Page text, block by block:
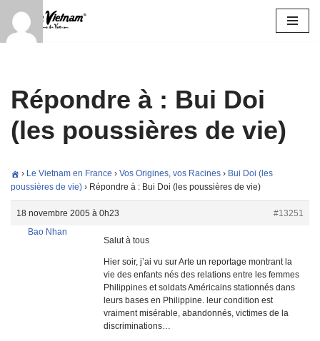
Aller
Répondre à : Bui Doi
(les poussières de vie)
› Le Vietnam en France › Vos Origines, vos Racines › Bui Doi (les
poussières de vie) › Répondre à : Bui Doi (les poussières de vie)
18 novembre 2005 à 0h23
#13251
Bao Nhan
Salut à tous
Hier soir, j’ai vu sur Arte un reportage montrant la
vie des enfants nés des relations entre les femmes
Philippines et soldats Américains stationnés dans
leurs bases en Philippine. leur condition est
vraiment misérable, abandonnés, victimes de la
discriminations…